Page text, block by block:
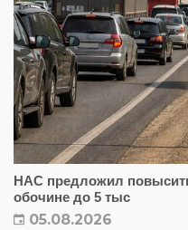
НАС предложил
обочине до 5 тыс
05.08.2026